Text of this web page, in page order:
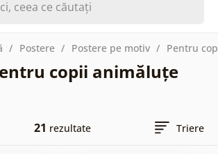
Postere Postere pe motiv Pentru
copii animăluțe
21 rezultate Triere